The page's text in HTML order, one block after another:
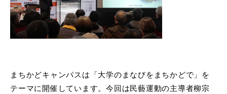
まちかどキャンパスは「大学のまなびをまちかどで」を
テーマに開催しています。今回は民藝運動の主導者柳宗